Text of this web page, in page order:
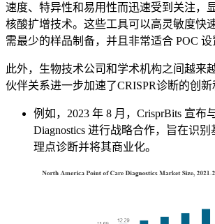
速度、特异性和易用性而迅速受到关注，
核酸扩增技术。这些工具可以高灵敏度快
需最少的样品制备，并且非常适合 POC 设
此外，生物技术公司和学术机构之间越来
伙伴关系进一步加速了CRISPR诊断的创新
例如，2023 年 8 月，CrisprBits 宣布
Diagnostics 进行战略合作，旨在识别
理点诊断并将其商业化。